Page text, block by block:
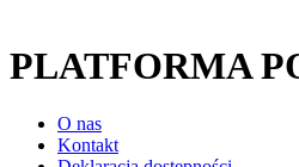
PLATFORMA
O nas
Kontakt